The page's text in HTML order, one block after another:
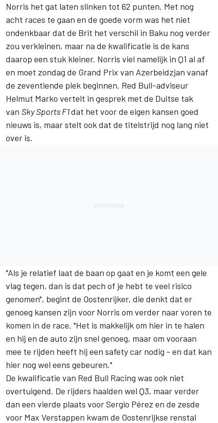
Norris het gat laten slinken tot 62 punten. Met nog
acht races te gaan en de goede vorm was het niet
ondenkbaar dat de Brit het verschil in Baku nog verder
zou verkleinen, maar na de kwalificatie is de kans
daarop een stuk kleiner. Norris viel namelijk in Q1 al af
en moet zondag de Grand Prix van Azerbeidzjan vanaf
de zeventiende plek beginnen. Red Bull-adviseur
Helmut Marko vertelt in gesprek met de Duitse tak
van Sky Sports F1dat het voor de eigen kansen goed
nieuws is, maar stelt ook dat de titelstrijd nog lang niet
over is.
"Als je relatief laat de baan op gaat en je komt een gele
vlag tegen, dan is dat pech of je hebt te veel risico
genomen", begint de Oostenrijker, die denkt dat er
genoeg kansen zijn voor Norris om verder naar voren te
komen in de race. "Het is makkelijk om hier in te halen
en hij en de auto zijn snel genoeg, maar om vooraan
mee te rijden heeft hij een safety car nodig - en dat kan
hier nog wel eens gebeuren."
De kwalificatie van Red Bull Racing was ook niet
overtuigend. De rijders haalden wel Q3, maar verder
dan een vierde plaats voorSergio Pérez en de zesde
voor Max Verstappen kwam de Oostenrijkse renstal